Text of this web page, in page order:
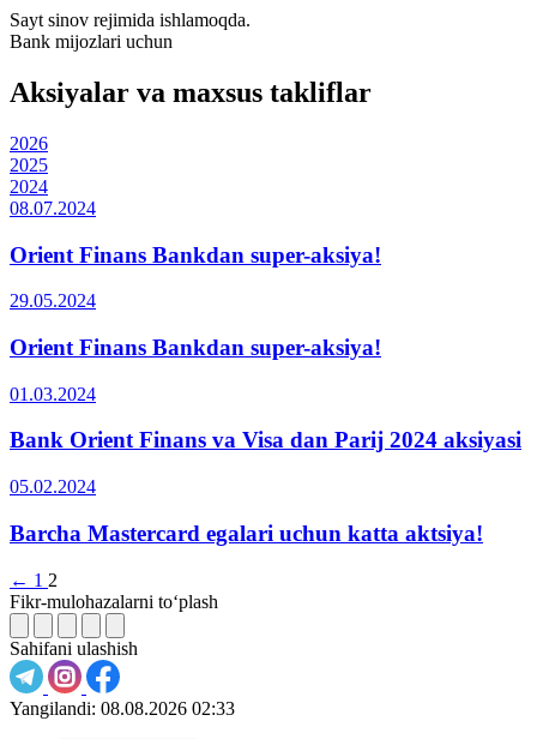
Sayt sinov rejimida ishlamoqda.
Bank mijozlari uchun
Aksiyalar va maxsus takliflar
2026
2025
2024
08.07.2024
Orient Finans Bankdan super-aksiya!
29.05.2024
Orient Finans Bankdan super-aksiya!
01.03.2024
Bank Orient Finans va Visa dan Parij 2024 aksiyasi
05.02.2024
Barcha Mastercard egalari uchun katta aktsiya!
← 1 2
Fikr-mulohazalarni to‘plash
Sahifani ulashish
Yangilandi: 08.08.2026 02:33